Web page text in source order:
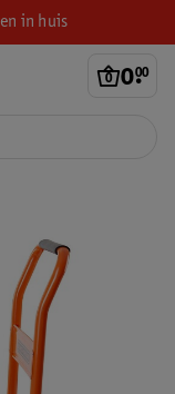
in huis
0.
00